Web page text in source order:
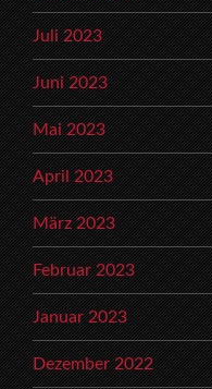
Juli 2023
Juni 2023
Mai 2023
April 2023
März 2023
Februar 2023
Januar 2023
Dezember 2022